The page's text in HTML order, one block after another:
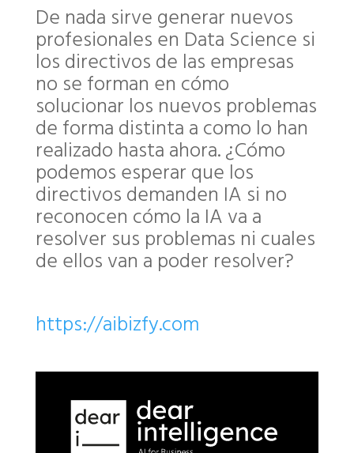
De nada sirve generar nuevos
profesionales en Data Science si
los directivos de las empresas
no se forman en cómo
solucionar los nuevos problemas
de forma distinta a como lo han
realizado hasta ahora. ¿Cómo
podemos esperar que los
directivos demanden IA si no
reconocen cómo la IA va a
resolver sus problemas ni cuales
de ellos van a poder resolver?
https://aibizfy.com